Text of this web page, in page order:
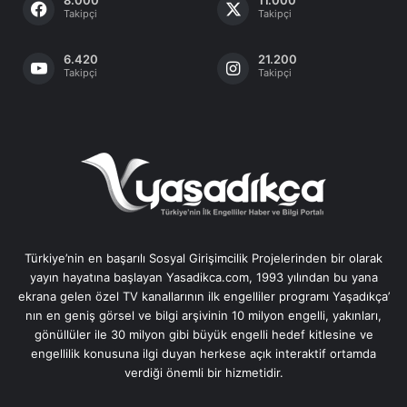
Takipçi Takipçi
6.420
Takipçi
21.200
Takipçi
Türkiye’nin en başarılı Sosyal Girişimcilik Projelerinden bir olarak
yayın hayatına başlayan Yasadikca.com, 1993 yılından bu yana
ekrana gelen özel TV kanallarının ilk engelliler programı Yaşadıkça’
nın en geniş görsel ve bilgi arşivinin 10 milyon engelli, yakınları,
gönüllüler ile 30 milyon gibi büyük engelli hedef kitlesine ve
engellilik konusuna ilgi duyan herkese açık interaktif ortamda
verdiği önemli bir hizmetidir.